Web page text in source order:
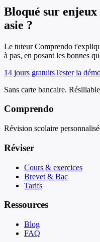
Bloqué sur
asie ?
Le tuteur Comprendo
à pas, en posant les bonnes
14 jours gratuitsTester la
Sans carte bancaire.
Comprendo
Révision scolaire
Réviser
Cours & exercices
Brevet & Bac
Tarifs
Ressources
Blog
FAQ